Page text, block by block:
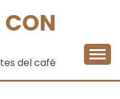
del café